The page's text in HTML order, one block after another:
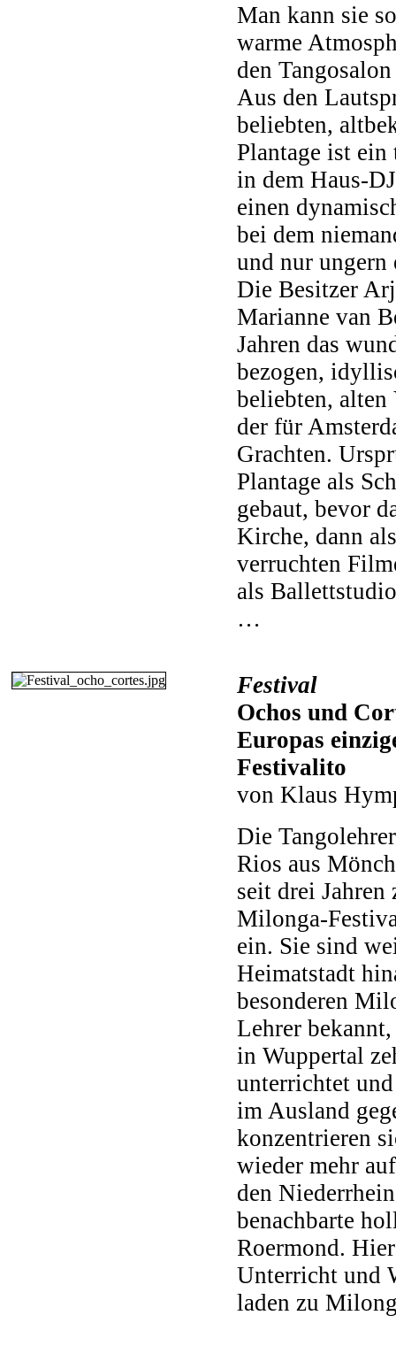
Man kann sie
warme
den
Aus den
beliebten,
Plantage ist
in dem Haus-
einen
bei dem
und nur ungern
Die Besitzer
Marianne van
Jahren das
bezogen,
beliebten, alten
der für
Grachten.
Plantage als
gebaut, bevor
Kirche, dann
verruchten
als
…
Festival
Ochos und
Europas
Festivalito
von Klaus
Die
Rios aus
seit drei
Milonga-
ein. Sie sind
Heimatstadt
besonderen
Lehrer
in Wuppertal
unterrichtet
im Ausland
konzentrieren
wieder mehr
den
benachbarte
Roermond.
Unterricht und
laden zu